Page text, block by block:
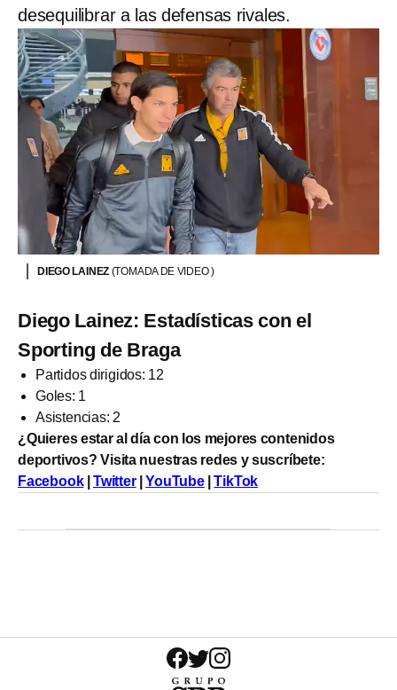
desequilibrar a las defensas rivales.
DIEGO LAINEZ (TOMADA DE VIDEO )
Diego Lainez: Estadísticas con el
Sporting de Braga
Partidos dirigidos: 12
Goles: 1
Asistencias: 2
¿Quieres estar al día con los mejores contenidos
deportivos? Visita nuestras redes y suscríbete:
Facebook|Twitter| YouTube|TikTok